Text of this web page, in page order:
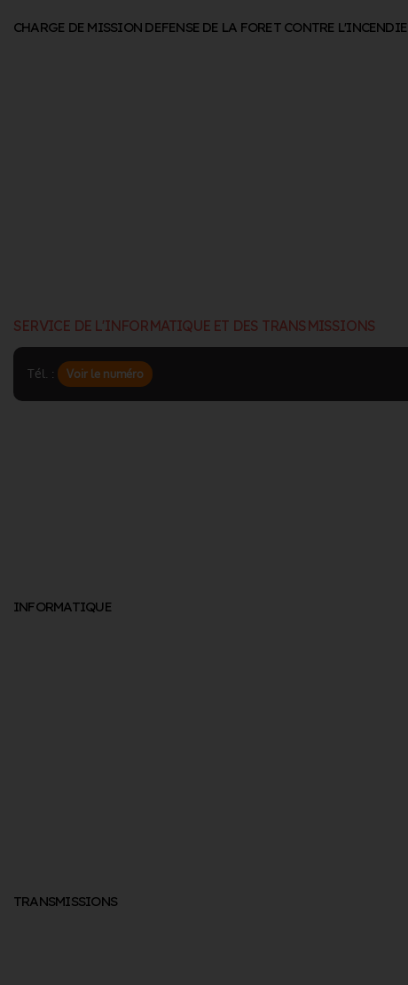
CHARGE DE MISSION DEFENSE DE LA FORET CONTRE L'INCENDIE
SERVICE DE L'INFORMATIQUE ET DES TRANSMISSIONS
Tél. : Voir le numéro
INFORMATIQUE
TRANSMISSIONS